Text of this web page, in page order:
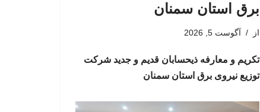
برق استان سمنان
از آگوست 5, 2026
تکریم و معارفه ذیحسابان قدیم و جدید شرکت
توزیع نیروی برق استان سمنان